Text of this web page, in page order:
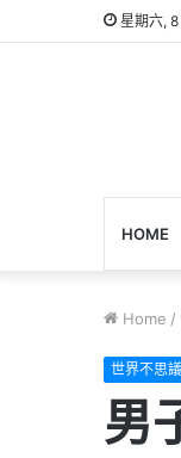
星期六,
HOME
Home /
世界不思議
男